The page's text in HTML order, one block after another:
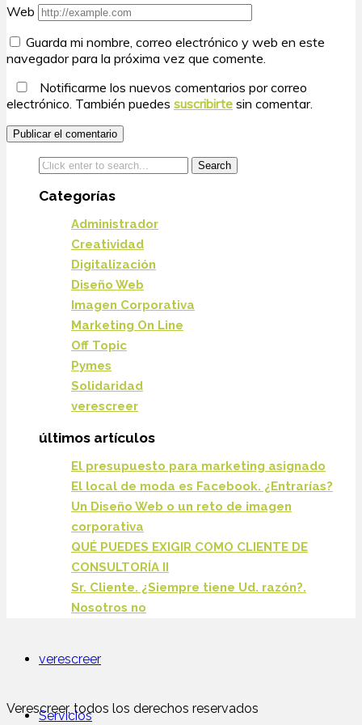
Web
Guarda mi nombre, correo electrónico y web en este
navegador para la próxima vez que comente.
Notificarme los nuevos comentarios por correo
electrónico. También puedes suscribirte sin comentar.
Categorías
Administrador
Creatividad
Digitalización
Diseño Web
Imagen Corporativa
Marketing On Line
Off Topic
Pymes
Solidaridad
verescreer
últimos artículos
El presupuesto para marketing asignado
El local de moda es Facebook. ¿Entrarías?
Un Diseño Web o un reto de imagen
corporativa
QUÉ PUEDES EXIGIR COMO CLIENTE DE
CONSULTORÍA II
Sr. Cliente. ¿Siempre tiene Ud. razón?.
Nosotros no
verescreer
Servicios
Verescreer, todos los derechos reservados